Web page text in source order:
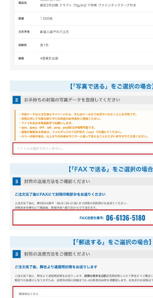
貼り合わせについて
無料サンプル請求について
角形2号封筒の特徴
ご注文の流れ
納期について
お支払い方法について
キャンセル・返品・交換について